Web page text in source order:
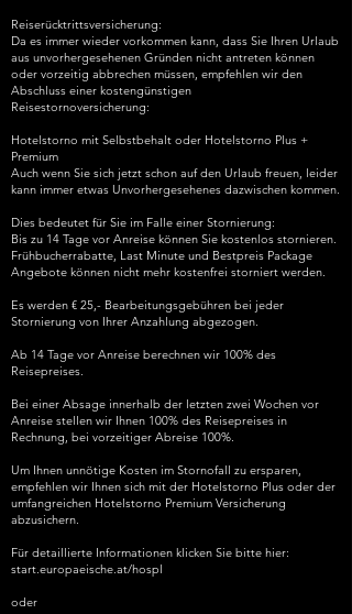
​​Reiserücktrittsversicherung:​
Da es immer wieder vorkommen kann, dass Sie Ihren Urlaub
aus unvorhergesehenen Gründen nicht antreten können
oder vorzeitig abbrechen müssen, empfehlen wir den
Abschluss einer kostengünstigen
Reisestornoversicherung:
Hotelstorno mit Selbstbehalt oder Hotelstorno Plus +
Premium
Auch wenn Sie sich jetzt schon auf den Urlaub freuen, leider
kann immer etwas Unvorhergesehenes dazwischen kommen.
Dies bedeutet für Sie im Falle einer Stornierung:​​
Bis zu 14 Tage vor Anreise können Sie kostenlos stornieren.
Frühbucherrabatte, Last Minute und Bestpreis Package
Angebote können nicht mehr kostenfrei storniert werden.
Es werden € 25,- Bearbeitungsgebühren bei jeder
Stornierung von Ihrer Anzahlung abgezogen.
Ab 14 Tage vor Anreise berechnen wir 100% des
Reisepreises.
Bei einer Absage innerhalb der letzten zwei Wochen vor
Anreise stellen wir Ihnen 100% des Reisepreises in
Rechnung, bei vorzeitiger Abreise 100%.
Um Ihnen unnötige Kosten im Stornofall zu ersparen,
empfehlen wir Ihnen sich mit der Hotelstorno Plus oder der
umfangreichen Hotelstorno Premium Versicherung
abzusichern.
Für detaillierte Informationen klicken Sie bitte hier:
start.europaeische.at/hospl
oder